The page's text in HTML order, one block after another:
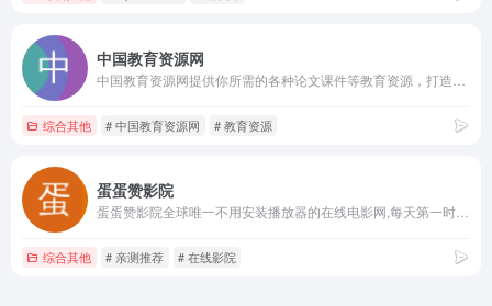
中国教育资源网
综合其他 # 中国教育资源网 # 教育资源
蛋蛋赞影院
综合其他 # 亲测推荐 # 在线影院